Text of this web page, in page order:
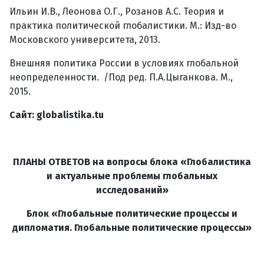
Ильин И.В., Леонова О.Г., Розанов А.С. Теория и
практика политической глобалистики. М.: Изд-во
Московского университета, 2013.
Внешняя политика России в условиях глобальной
неопределенности. /Под ред. П.А.Цыганкова. М.,
2015.
Сайт: globalistika.tu
ПЛАНЫ ОТВЕТОВ на вопросы блока «Глобалистика
и актуальные проблемы глобальных
исследований»
Блок «Глобальные политические процессы и
дипломатия. Глобальные политические процессы»